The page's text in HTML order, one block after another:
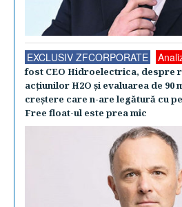
EXCLUSIV ZFCORPORATE
fost CEO Hidroelectrica, despre
acţiunilor H2O şi evaluarea de 90
creştere care n-are legătură cu
Free float-ul este prea mic